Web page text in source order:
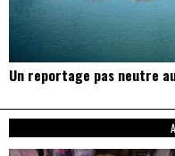
Un reportage pas neutre